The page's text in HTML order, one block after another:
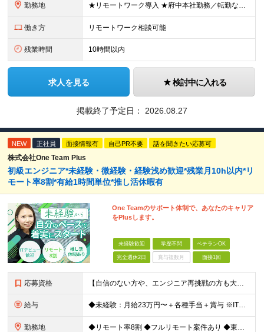
勤務地 ★リモートワーク導入 ★府中本社勤務／転勤なし ★自社内開発が中心 ※フルリモート非推奨、完全在宅ワーク非推奨 府中本社もしくはプロジェクト先（東京、神奈川など） 【本社】東京都府中市晴見町2丁目
働き方 リモートワーク相談可能
残業時間 10時間以内
求人を見る 検討中に入れる
掲載終了予定日： 2026.08.27
NEW 正社員 面接情報有 自己PR不要 話を聞きたい応募可
株式会社One Team Plus
初級エンジニア*未経験・微経験・経験浅め歓迎*残業月10h以内*リ
モート率8割*有給1時間単位*推し活休暇有
One Teamのサポート体制で、あなたのキャリア
をPlusします。
未経験歓迎 学歴不問 ベテランOK
完全週休2日 賞与複数月 面接1回
応募資格 【自信のない方や、エンジニア再挑戦の方も大歓迎！】 ◆未経験OK ◆学歴不問 ◆社会人経験がある方 ★求める人物像： ・無理のないペースで末永く活躍したい方 ・周囲と協力しながら素直にコミュニケー
給与 ◆未経験：月給23万円〜＋各種手当＋賞与 ※IT業界経験なし ◆微経験：月給25万円〜＋各種手当＋賞与 ※IT業界経験1年以上を想定 ◆経験者：月給35万円〜70万円＋各種手当＋賞与 ※IT業界経験3
勤務地 ◆リモート率8割 ◆フルリモート案件あり ◆東京都、神奈川県、千葉県、埼玉県の各プロジェクト先 ＊ご自宅からのアクセス・通勤時間を最大限に考慮してアサインします。 ＊現在エンジニアの8割がフルリモー